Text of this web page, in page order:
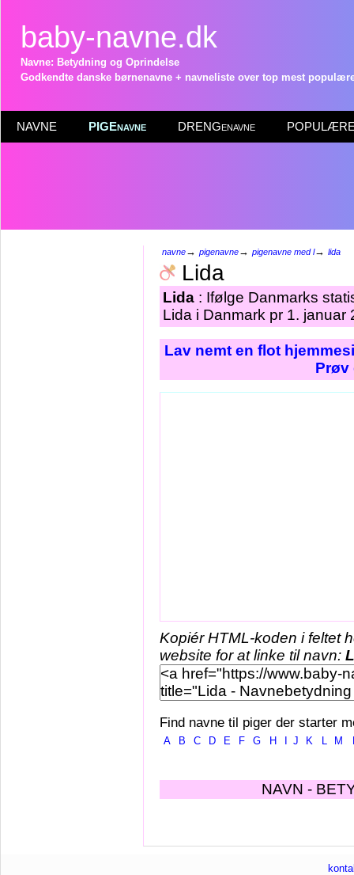
baby-navne.dk
Navne: Betydning og Oprindelse
Godkendte danske børnenavne + navneliste over top mest
NAVNE PIGEnavne DRENGenavne POPULÆRE
navne→ pigenavne→ pigenavne med l→ lida
Lida
Lida : Ifølge Danmarks
Lida i Danmark pr 1. januar
Lav nemt en flot
Prøv
Kopiér HTML-koden i feltet
website for at linke til navn:
Find navne til piger der starter
A B C D E F G H J K L M
NAVN -